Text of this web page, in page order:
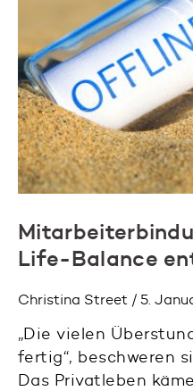
Life-Balance
Christina Street / 5.
„Die vielen
fertig“, beschweren
Das Privatleben